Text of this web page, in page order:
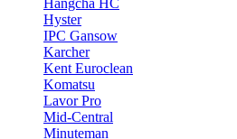
Hangcha HC
Hyster
IPC Gansow
Karcher
Kent Euroclean
Komatsu
Lavor Pro
Mid-Central
Minuteman